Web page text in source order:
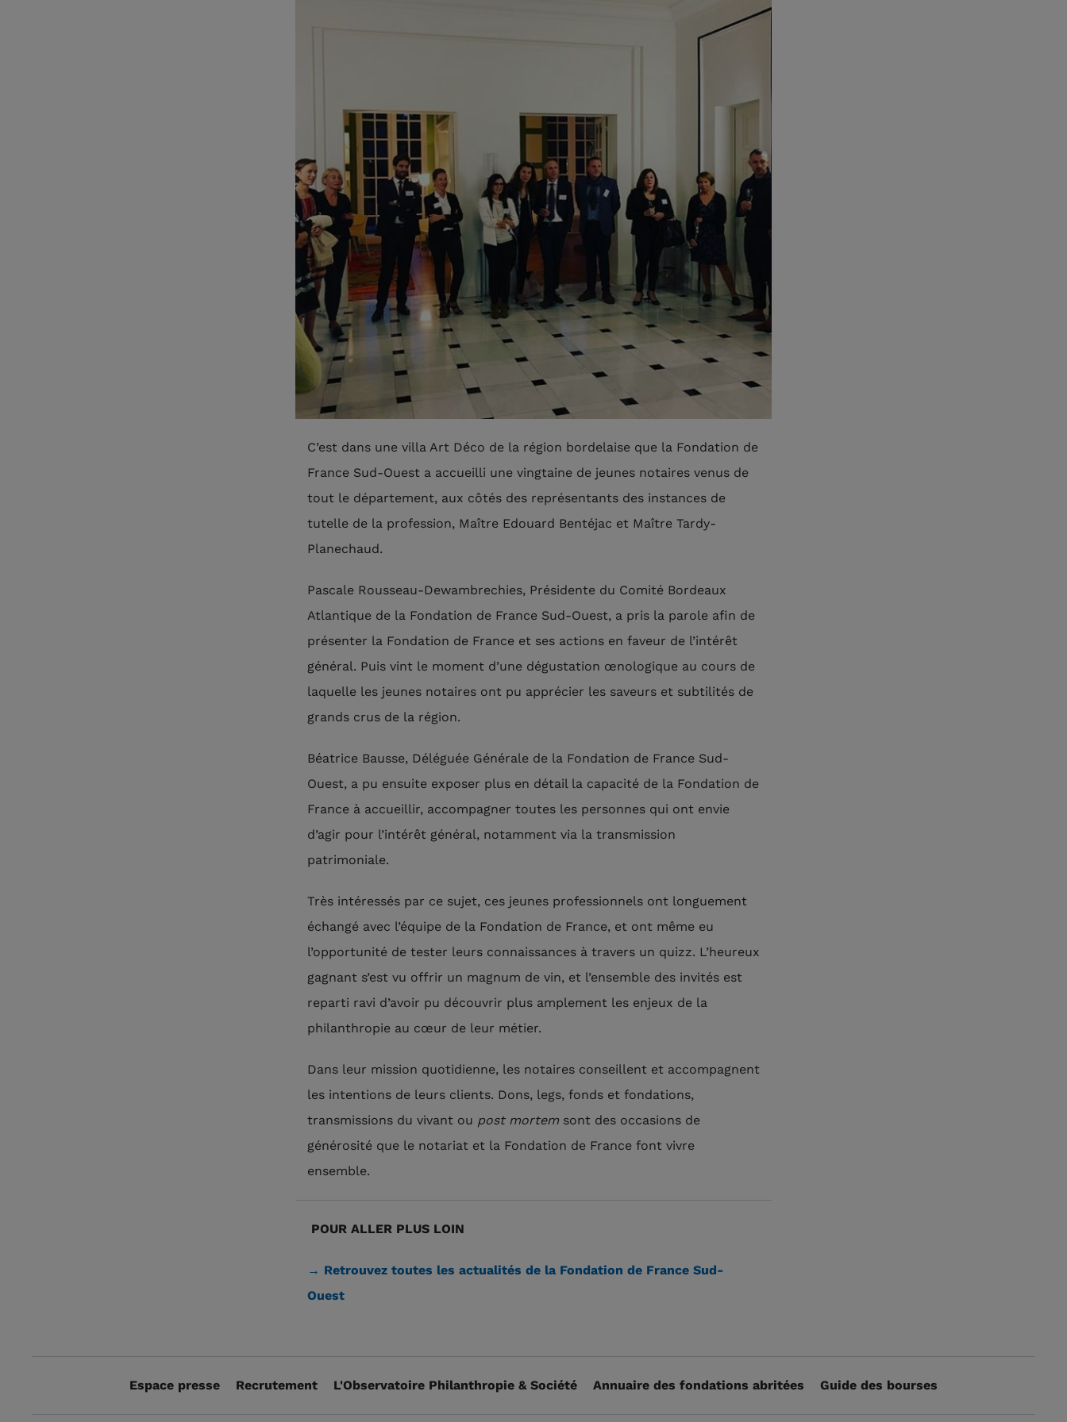
C’est dans une villa Art Déco de la région bordelaise que la Fondation de
France Sud-Ouest a accueilli une vingtaine de jeunes notaires venus de
tout le département, aux côtés des représentants des instances de
tutelle de la profession, Maître Edouard Bentéjac et Maître Tardy-
Planechaud.
Pascale Rousseau-Dewambrechies, Présidente du Comité Bordeaux
Atlantique de la Fondation de France Sud-Ouest, a pris la parole afin de
présenter la Fondation de France et ses actions en faveur de l’intérêt
général. Puis vint le moment d’une dégustation œnologique au cours de
laquelle les jeunes notaires ont pu apprécier les saveurs et subtilités de
grands crus de la région.
Béatrice Bausse, Déléguée Générale de la Fondation de France Sud-
Ouest, a pu ensuite exposer plus en détail la capacité de la Fondation de
France à accueillir, accompagner toutes les personnes qui ont envie
d’agir pour l’intérêt général, notamment via la transmission
patrimoniale.
Très intéressés par ce sujet, ces jeunes professionnels ont longuement
échangé avec l’équipe de la Fondation de France, et ont même eu
l’opportunité de tester leurs connaissances à travers un quizz. L’heureux
gagnant s’est vu offrir un magnum de vin, et l’ensemble des invités est
reparti ravi d’avoir pu découvrir plus amplement les enjeux de la
philanthropie au cœur de leur métier.
Dans leur mission quotidienne, les notaires conseillent et accompagnent
les intentions de leurs clients. Dons, legs, fonds et fondations,
transmissions du vivant ou post mortem sont des occasions de
générosité que le notariat et la Fondation de France font vivre
ensemble.
POUR ALLER PLUS LOIN
→ Retrouvez toutes les actualités de la Fondation de France Sud-
Ouest
Espace presse Recrutement L'Observatoire Philanthropie & Société Annuaire des fondations abritées Guide des bourses